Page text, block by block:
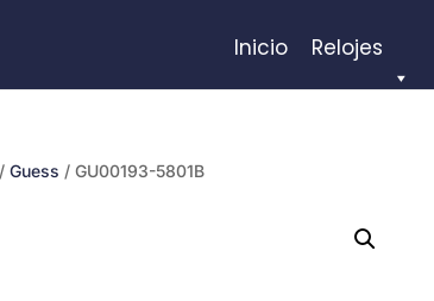
Inicio Relojes
/Guess / GU00193-5801B